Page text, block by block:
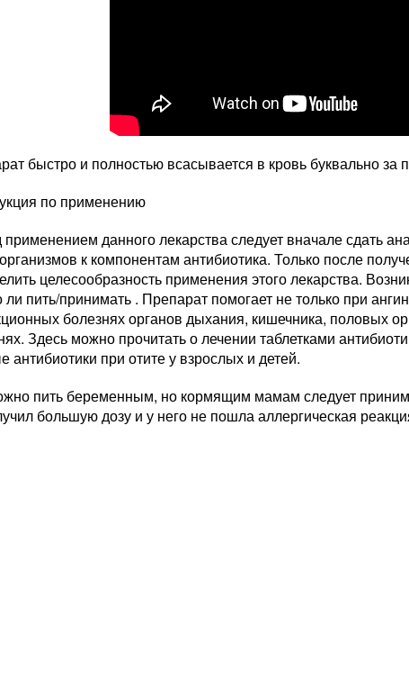
быстро и полностью всасывается в кровь буквально за
по применению
данного лекарства следует вначале сдать
к компонентам антибиотика. Только после
целесообразность применения этого лекарства.
пить/принимать . Препарат помогает не только при
болезнях органов дыхания, кишечника, половых
Здесь можно прочитать о лечении таблетками
антибиотики при отите у взрослых и детей.
пить беременным, но кормящим мамам следует
большую дозу и у него не пошла аллергическая